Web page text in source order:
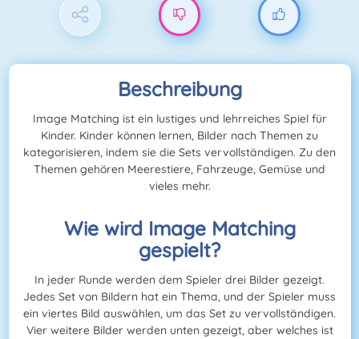
Beschreibung
Image Matching ist ein lustiges und lehrreiches Spiel für
Kinder. Kinder können lernen, Bilder nach Themen zu
kategorisieren, indem sie die Sets vervollständigen. Zu den
Themen gehören Meerestiere, Fahrzeuge, Gemüse und
vieles mehr.
Wie wird Image Matching
gespielt?
In jeder Runde werden dem Spieler drei Bilder gezeigt.
Jedes Set von Bildern hat ein Thema, und der Spieler muss
ein viertes Bild auswählen, um das Set zu vervollständigen.
Vier weitere Bilder werden unten gezeigt, aber welches ist